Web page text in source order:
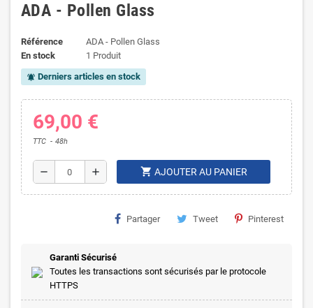
ADA - Pollen Glass
Référence
ADA - Pollen Glass
En stock
1 Produit
notifications_active Derniers articles en stock
69,00 €
TTC 48h
remove add shopping_cart AJOUTER AU PANIER
Partager Tweet Pinterest
Garanti Sécurisé
Toutes les transactions sont sécurisés par le protocole
HTTPS